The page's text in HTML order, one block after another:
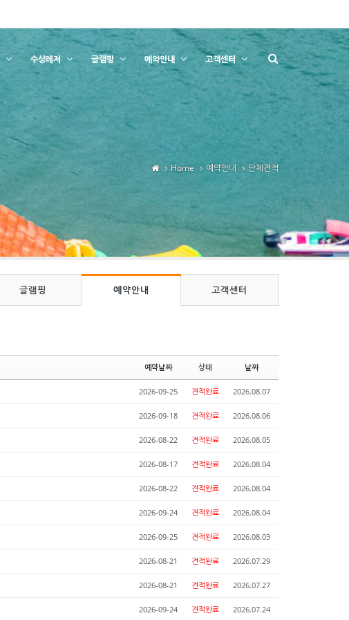
수상레저 글램핑 예약안내 고객센터
Home 예약안내 단체견적
글램핑 예약안내 고객센터
예약날짜 상태 날짜
2026-09-25 견적완료 2026.08.07
2026-09-18 견적완료 2026.08.06
2026-08-22 견적완료 2026.08.05
2026-08-17 견적완료 2026.08.04
2026-08-22 견적완료 2026.08.04
2026-09-24 견적완료 2026.08.04
2026-09-25 견적완료 2026.08.03
2026-08-21 견적완료 2026.07.29
2026-08-21 견적완료 2026.07.27
2026-09-24 견적완료 2026.07.24